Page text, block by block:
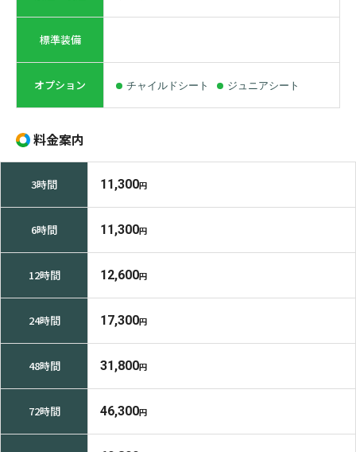
標準装備
オプション チャイルドシート ジュニアシート
料金案内
3時間 11,300円
6時間 11,300円
12時間 12,600円
24時間 17,300円
48時間 31,800円
72時間 46,300円